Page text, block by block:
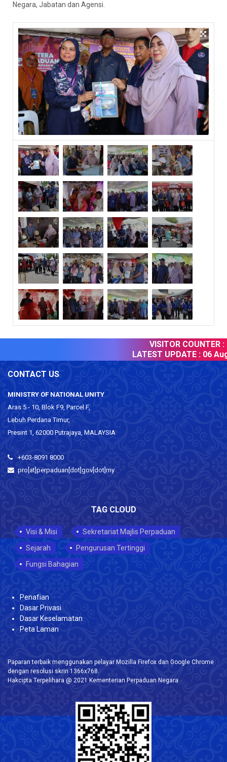
Negara, Jabatan dan Agensi.
VISITOR COUNTER :
LATEST UPDATE : 06
CONTACT US
MINISTRY OF NATIONAL UNITY
Aras 5 - 10, Blok F9, Parcel F,
Lebuh Perdana Timur,
Presint 1, 62000 Putrajaya, MALAYSIA
+603-8091 8000
pro[at]perpaduan[dot]gov[dot]my
TAG CLOUD
Visi & Misi
Sekretariat Majlis Perpaduan
Sejarah
Pengurusan Tertinggi
Fungsi Bahagian
Penafian
Dasar Privasi
Dasar Keselamatan
Peta Laman
Paparan terbaik menggunakan pelayar Mozilla Firefox dan Google Chrome
dengan resolusi skrin 1366x768.
Hakcipta Terpelihara @ 2021 Kementerian Perpaduan Negara